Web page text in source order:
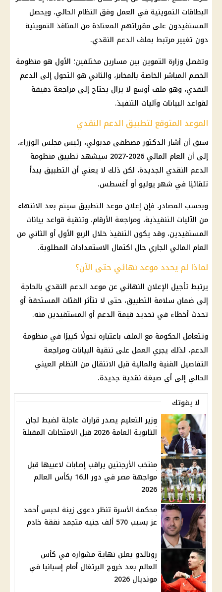
البطاقات التموينية في العمل وفق النظام الحالي، ويحصل
المستفيدون على مقرراتهم المعتادة من المنافذ التموينية
دون تغيير مرتبط بملف الدعم النقدي.
وتفصل وزارة التموين بين مسارين مختلفين؛ الأول هو منظومة
الخصم المباشر الخاصة بالمخابز، والثاني هو التحول إلى الدعم
النقدي، وهو ملف أوسع لا يزال يحتاج إلى مراجعة دقيقة
لقواعد البيانات وآليات التنفيذ.
الموعد المتوقع لتطبيق الدعم النقدي
سبق أن أشارالدكتور مصطفى مدبولي، رئيس مجلس الوزراء،
إلى أن العام المالي 2026-2027 سيشهد تطبيق
منظومة
الدعم النقدي الجديدة، لكن ذلك لا يعني أن التطبيق يبدأ
تلقائيًا في شهر يوليو أو أغسطس.
وبحسب المصادر، فإن إعلان موعد التطبيق سيتم بعد الانتهاء
من الآليات التنفيذية، ومراجعة الأرقام، وتنقية قواعد بيانات
المستفيدين، وقد يكون التنفيذ خلال الربع الأول أو الثاني من
العام المالي الجاري حال اكتمال الاستعدادات المطلوبة.
لماذا لم يحدد موعد نهائي حتى الآن؟
يرتبط تأجيل الإعلان النهائي عن موعد الدعم النقدي بالحاجة
إلى ضمان سلامة التطبيق، حتى لا تتأثر الفئات المستحقة أو
تحدث أخطاء في تحديد قيمة الدعم أو المستفيدين منه.
وتتعامل الحكومة مع الملف باعتباره تحولًا كبيرًا في منظومة
الدعم، لذلك يجري العمل على تنقية البيانات ومراجعة
التفاصيل الفنية والمالية قبل الانتقال من النظام العيني
الحالي إلى أي صيغة نقدية جديدة.
لا يفوتك
وزير التعليم يصدر قرارات عاجلة لضبط لجان
الثانوية العامة 2026 قبل الامتحانات المقبلة
منتخب الأرجنتين يراقب إصابات لاعبيها قبل
مواجهة مصر في دور الـ16 بكأس العالم
2026
محكمة الأسرة تنظر دعوى زينة لحبس أحمد
عز بسبب 570 ألف جنيه متجمد نفقة خادم
رونالدو يعلن نهاية مشواره في كأس
العالم بعد خروج البرتغال أمام إسبانيا في
مونديال 2026